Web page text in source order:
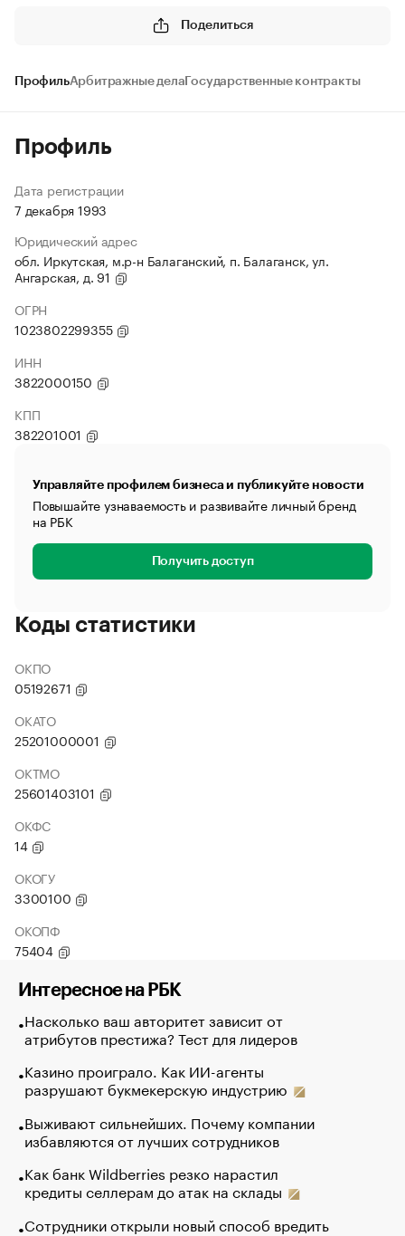
Поделиться
ПрофильАрбитражные дела Государственные контракты
Профиль
Дата регистрации
7 декабря 1993
Юридический адрес
обл. Иркутская, м.р-н Балаганский, п. Балаганск, ул.
Ангарская, д. 91
ОГРН
1023802299355
ИНН
3822000150
КПП
382201001
Управляйте профилем бизнеса и публикуйте новости
Повышайте узнаваемость и развивайте личный бренд
на РБК
Получить доступ
Коды статистики
ОКПО
05192671
ОКАТО
25201000001
ОКТМО
25601403101
ОКФС
14
ОКОГУ
3300100
ОКОПФ
75404
Интересное на РБК
Насколько ваш авторитет зависит от
атрибутов престижа? Тест для лидеров
Казино проиграло. Как ИИ-агенты
разрушают букмекерскую индустрию
Выживают сильнейших. Почему компании
избавляются от лучших сотрудников
Как банк Wildberries резко нарастил
кредиты селлерам до атак на склады
Сотрудники открыли новый способ вредить